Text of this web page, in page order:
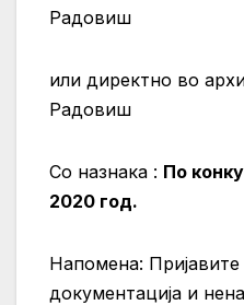
Радовиш
или директно во
Радовиш
Со назнака : По
2020 год.
Напомена:
документација и